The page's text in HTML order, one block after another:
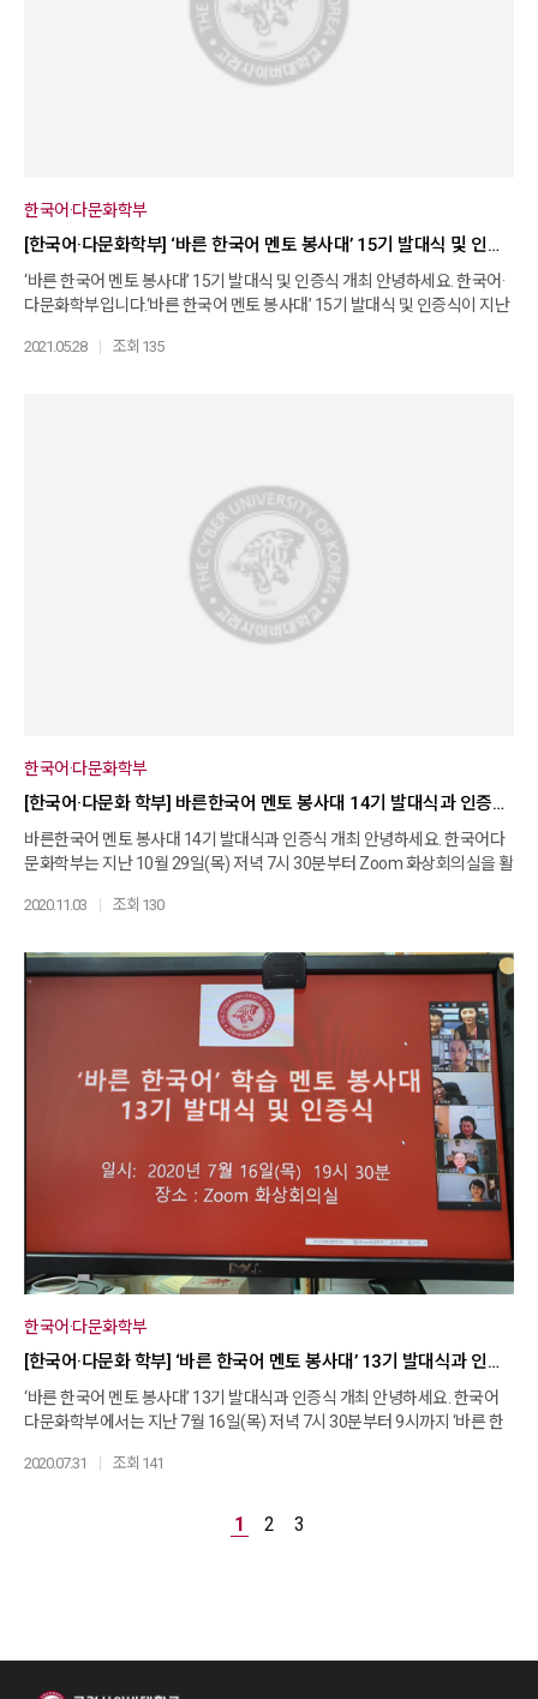
이번 봉사활동에 대해 격려사를 해주셨습니다. 그 뒤 인증식과 임명식 순서
가 이어져, 봉사를 성실히 마친 학생은 인증서를 수여받았고, 신임 멘토는 임
명장을 받았습니다. 이번에 활동 인증서를 받은 선배 멘토들은 자신의 활동
소감 및 제언>을 준비하여 발표하며, 후배들을 위해 효과적인 일대일 교육
한국어·다문화학부
[한국어·다문화학부] ‘바른 한국어 멘토 봉사대’ 15기 발대식 및 인증식 개최
‘바른 한국어 멘토 봉사대’ 15기 발대식 및 인증식 개최 안녕하세요. 한국어·
다문화학부입니다.‘바른 한국어 멘토 봉사대’ 15기 발대식 및 인증식이 지난
난 6개월 간 열심히 한국어교육 봉사를 한 10인이 봉사활동 인증서를 받았
해 소개해주셨고, 이기태 교수님과 이선영 교수님께서는 멘토들을 위한 축
사를 해주셨습니다. 그리고 봉사를 성실히 마친 학생은 인증서를 수여받았
고, 신임 멘토는 임명장을 받았습니다. 이번에 활동 인증서를 받은 선배 멘토
들은 자신의 한국어교육 봉사활동 방법에 대해 발표하며, 후배들을 위해 효
과적인 일대일 교육 방법에 대해 소개해주었습니다. 코로나로 인해 이번 바
른 한국어 멘토 봉사대는 온라인을 활용한 한국어교육 봉사가 권장되었습니
다. 우리 학부는 15기 봉사대의 창의적이고 보람된 봉사활동을 기대하며 응
2021.05.28 조회 135
한국어·다문화학부
[한국어·다문화 학부] 바른한국어 멘토 봉사대 14기 발대식과 인증식 개최
바른한국어 멘토 봉사대 14기 발대식과 인증식 개최 안녕하세요. 한국어다
문화학부는 지난 10월 29일(목) 저녁 7시 30분부터 Zoom 화상회의실을 활
게 한국어교육 봉사를 시작하는 14기 봉사대의 발대식 겸 6개월 간의 봉사
새롭게 봉사활동을 시작하는 임명장을 받았고, 총 9명이 봉사활동 인증서를
받았습니다. 홍현민 튜터의 사회로 진행된 본 행사에서 봉사대 연혁에 대한
남은경 교수님의 말씀과 이기태 교수님의 축사도 있었고, 또한 봉사활동을
무사히 마친 선배 멘토들이 자신의 봉사활동에 대해 소개하는 평가회의 시
간도 있었습니다. 이 평가회의 시간을 통해 후배 멘토들은 선배들의 다양한
한국어교육 방법과 효과적인 봉사활동 방법을 들을 수 있어서 매우 유익한
시간이 되었습니다. 앞으로 14기 멘토들의 성공적이고 보람찬 봉사활동 시
2020.11.03 조회 130
한국어·다문화학부
[한국어·다문화 학부] ‘바른 한국어 멘토 봉사대’ 13기 발대식과 인증식 개최
‘바른 한국어 멘토 봉사대’ 13기 발대식과 인증식 개최 안녕하세요. 한국어
다문화학부에서는 지난 7월 16일(목) 저녁 7시 30분부터 9시까지 ‘바른 한
다. 2020년 1학기 초부터 일대일로 봉사 활동을 시작한 ‘바른 한국어 멘토 봉
사 활동을 마친 멘토들을 위해서는 봉사 인증식을 하였습니다. 이번 행사는
온라인으로 진행되었지만, 정례적인 순서에 따라 행사를 마쳤으며, 인증서
게 많은 도움을 주었습니다. 본 ‘바른 한국어 멘토 봉사대’는 외국인과 한국어
2020.07.31 조회 141
1 2 3